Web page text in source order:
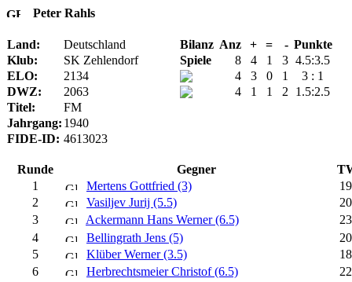
Peter Rahls
Land: Deutschland Bilanz Anz + = - Punkte
Klub:
SK Zehlendorf Spiele 8 4 1 3 4.5:3.5
ELO:
2134 4 3 0 1
3 : 1
DWZ:
2063 4 1 1 2
1.5:2.5
Titel:
FM
Jahrgang: 1940
FIDE-ID: 4613023
Runde Gegner
1
Mertens Gottfried (3)
2
Vasiljev Jurij (5.5)
3
Ackermann Hans Werner (6.5)
4
Bellingrath Jens (5)
5
Klüber Werner (3.5)
6
Herbrechtsmeier Christof (6.5)